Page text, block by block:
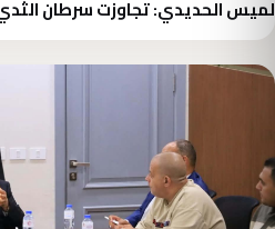
لميس الحديدي: تجاوزت سرطان